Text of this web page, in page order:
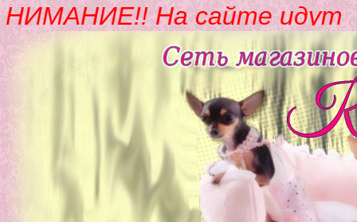
На сайте идут